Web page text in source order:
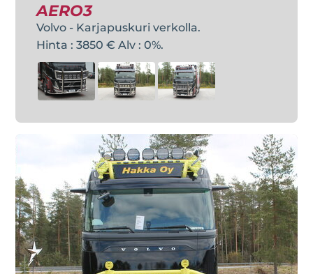
AERO3
Volvo - Karjapuskuri verkolla.
Hinta : 3850 € Alv : 0%.